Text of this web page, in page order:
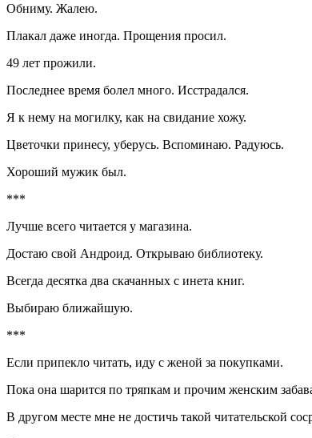
Обниму. Жалею.
Плакал даже иногда. Прощения просил.
49 лет прожили.
Последнее время болел много. Исстрадался.
Я к нему на могилку, как на свидание хожу.
Цветочки принесу, уберусь. Вспоминаю. Радуюсь.
Хороший мужик был.
***
Лучше всего читается у магазина.
Достаю свой Андроид. Открываю библиотеку.
Всегда десятка два скачанных с инета книг.
Выбираю ближайшую.
***
Если припекло читать, иду с женой за покупками.
Пока она шарится по тряпкам и прочим женским
В другом месте мне не достичь такой читательской